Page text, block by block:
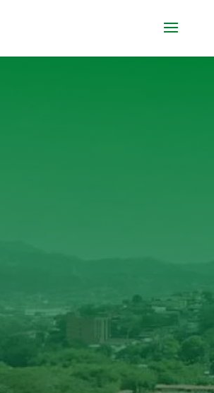

AFILIADOS CERTIFICADOS